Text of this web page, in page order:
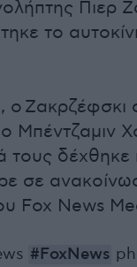
Πιερ
το
ο
Μπέντζαμιν
τους
σε
Fox News
#FoxNews